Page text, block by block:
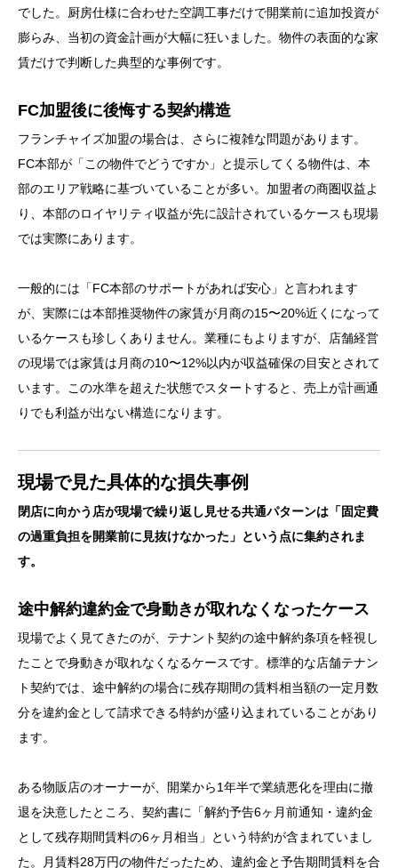
でした。厨房仕様に合わせた空調工事だけで開業前に追加投資が
膨らみ、当初の資金計画が大幅に狂いました。物件の表面的な家
賃だけで判断した典型的な事例です。
FC加盟後に後悔する契約構造
フランチャイズ加盟の場合は、さらに複雑な問題があります。
FC本部が「この物件でどうですか」と提示してくる物件は、本
部のエリア戦略に基づいていることが多い。加盟者の商圏収益よ
り、本部のロイヤリティ収益が先に設計されているケースも現場
では実際にあります。
一般的には「FC本部のサポートがあれば安心」と言われます
が、実際には本部推奨物件の家賃が月商の15〜20%近くになって
いるケースも珍しくありません。業種にもよりますが、店舗経営
の現場では家賃は月商の10〜12%以内が収益確保の目安とされて
います。この水準を超えた状態でスタートすると、売上が計画通
りでも利益が出ない構造になります。
現場で見た具体的な損失事例
閉店に向かう店が現場で繰り返し見せる共通パターンは「固定費
の過重負担を開業前に見抜けなかった」という点に集約されま
す。
途中解約違約金で身動きが取れなくなったケース
現場でよく見てきたのが、テナント契約の途中解約条項を軽視し
たことで身動きが取れなくなるケースです。標準的な店舗テナン
ト契約では、途中解約の場合に残存期間の賃料相当額の一定月数
分を違約金として請求できる特約が盛り込まれていることがあり
ます。
ある物販店のオーナーが、開業から1年半で業績悪化を理由に撤
退を決意したところ、契約書に「解約予告6ヶ月前通知・違約金
として残存期間賃料の6ヶ月相当」という特約が含まれていまし
た。月賃料28万円の物件だったため、違約金と予告期間賃料を合